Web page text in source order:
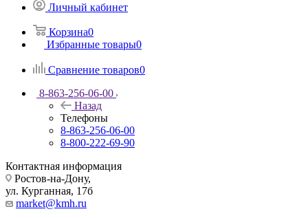
Личный кабинет
Корзина0
Избранные товары0
Сравнение товаров0
8-863-256-06-00
Назад
Телефоны
8-863-256-06-00
8-800-222-69-90
Контактная информация
Ростов-на-Дону,
ул. Курганная, 17б
market@kmh.ru